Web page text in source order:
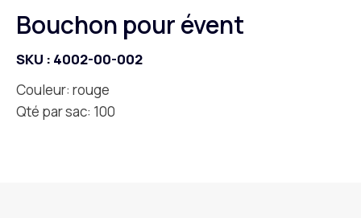
Bouchon pour évent
SKU : 4002-00-002
Couleur: rouge
Qté par sac: 100